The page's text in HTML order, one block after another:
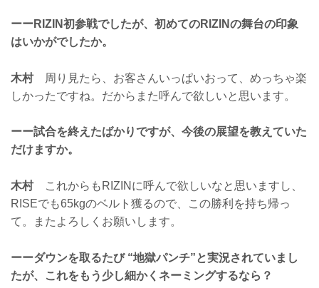
ーーRIZIN初参戦でしたが、初めてのRIZINの舞台の印象
はいかがでしたか。
木村周り見たら、お客さんいっぱいおって、めっちゃ楽
しかったですね。だからまた呼んで欲しいと思います。
ーー試合を終えたばかりですが、今後の展望を教えていた
だけますか。
木村これからもRIZINに呼んで欲しいなと思いますし、
RISEでも65kgのベルト獲るので、この勝利を持ち帰っ
て。またよろしくお願いします。
ーーダウンを取るたび “地獄パンチ”と実況されていまし
たが、これをもう少し細かくネーミングするなら？